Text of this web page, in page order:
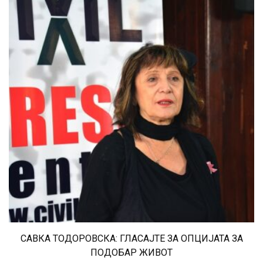
САВКА ТОДОРОВСКА: ГЛАСАЈТЕ ЗА ОПЦИЈАТА ЗА
ПОДОБАР ЖИВОТ